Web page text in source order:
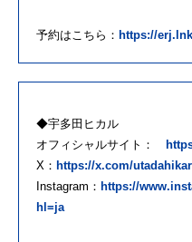
予約はこちら： https://
◆宇多田ヒカル
オフィシャルサイト：
X： https://x.com/
Instagram： https://
hl=ja